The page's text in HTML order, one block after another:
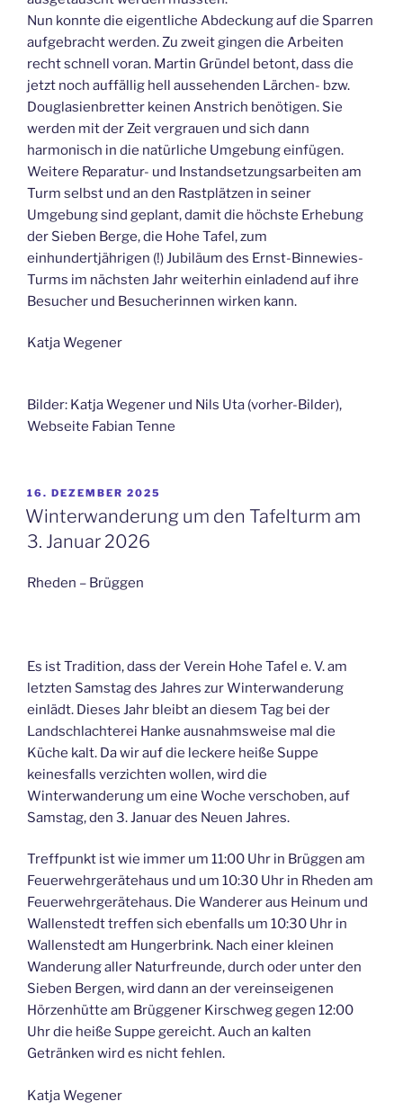
Nun konnte die eigentliche Abdeckung auf die Sparren
aufgebracht werden. Zu zweit gingen die Arbeiten
recht schnell voran. Martin Gründel betont, dass die
jetzt noch auffällig hell aussehenden Lärchen- bzw.
Douglasienbretter keinen Anstrich benötigen. Sie
werden mit der Zeit vergrauen und sich dann
harmonisch in die natürliche Umgebung einfügen.
Weitere Reparatur- und Instandsetzungsarbeiten am
Turm selbst und an den Rastplätzen in seiner
Umgebung sind geplant, damit die höchste Erhebung
der Sieben Berge, die Hohe Tafel, zum
einhundertjährigen (!) Jubiläum des Ernst-Binnewies-
Turms im nächsten Jahr weiterhin einladend auf ihre
Besucher und Besucherinnen wirken kann.
Katja Wegener
Bilder: Katja Wegener und Nils Uta (vorher-Bilder),
Webseite Fabian Tenne
VERÖFFENTLICHT
AM
16. DEZEMBER 2025
Winterwanderung um den Tafelturm am
3. Januar 2026
Rheden – Brüggen
Es ist Tradition, dass der Verein Hohe Tafel e. V. am
letzten Samstag des Jahres zur Winterwanderung
einlädt. Dieses Jahr bleibt an diesem Tag bei der
Landschlachterei Hanke ausnahmsweise mal die
Küche kalt. Da wir auf die leckere heiße Suppe
keinesfalls verzichten wollen, wird die
Winterwanderung um eine Woche verschoben, auf
Samstag, den 3. Januar des Neuen Jahres.
Treffpunkt ist wie immer um 11:00 Uhr in Brüggen am
Feuerwehrgerätehaus und um 10:30 Uhr in Rheden am
Feuerwehrgerätehaus. Die Wanderer aus Heinum und
Wallenstedt treffen sich ebenfalls um 10:30 Uhr in
Wallenstedt am Hungerbrink. Nach einer kleinen
Wanderung aller Naturfreunde, durch oder unter den
Sieben Bergen, wird dann an der vereinseigenen
Hörzenhütte am Brüggener Kirschweg gegen 12:00
Uhr die heiße Suppe gereicht. Auch an kalten
Getränken wird es nicht fehlen.
Katja Wegener